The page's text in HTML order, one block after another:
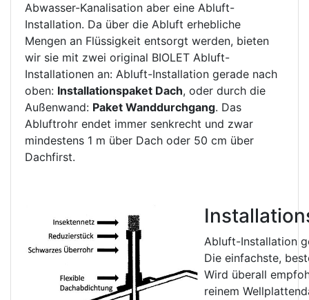
Abwasser-Kanalisation aber eine Abluft-
Installation. Da über die Abluft erhebliche
Mengen an Flüssigkeit entsorgt werden, bieten
wir sie mit zwei original BIOLET Abluft-
Installationen an: Abluft-Installation gerade nach
oben: Installationspaket Dach, oder durch die
Außenwand: Paket Wanddurchgang. Das
Abluftrohr endet immer senkrecht und zwar
mindestens 1 m über Dach oder 50 cm über
Dachfirst.
Abluft-Installation
Die einfachste,
Wird überall
reinem